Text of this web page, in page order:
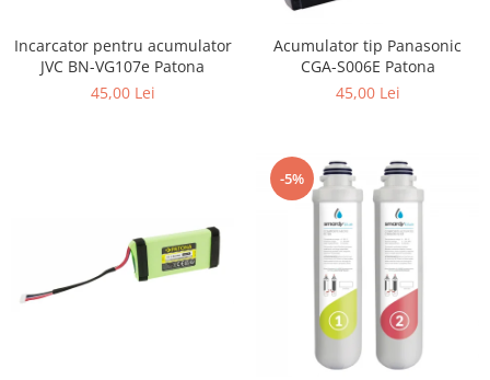
Laptop
POS/Scanere coduri de bare
Camere video
Incarcator pentru acumulator
JVC BN-VG107e Patona
45,00 Lei
Acumulator tip Panasonic
CGA-S006E Patona
45,00 Lei
-5%